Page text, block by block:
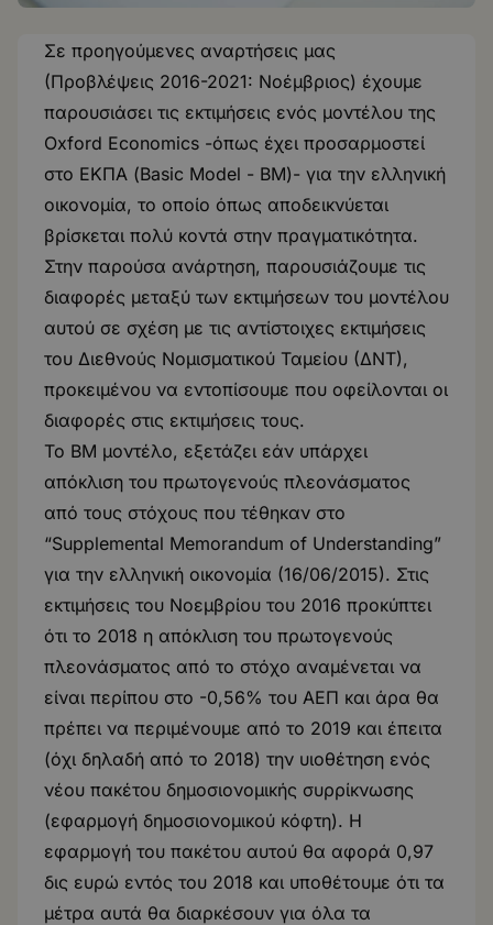
Σε προηγούμενες αναρτήσεις μας
(Προβλέψεις 2016-2021: Νοέμβριος) έχουμε
παρουσιάσει τις εκτιμήσεις ενός μοντέλου της
Oxford Economics -όπως έχει προσαρμοστεί
στο ΕΚΠΑ (Basic Model - BM)- για την ελληνική
οικονομία, το οποίο όπως αποδεικνύεται
βρίσκεται πολύ κοντά στην πραγματικότητα.
Στην παρούσα ανάρτηση, παρουσιάζουμε τις
διαφορές μεταξύ των εκτιμήσεων του μοντέλου
αυτού σε σχέση με τις αντίστοιχες εκτιμήσεις
του Διεθνούς Νομισματικού Ταμείου (ΔΝΤ),
προκειμένου να εντοπίσουμε που οφείλονται οι
διαφορές στις εκτιμήσεις τους.
Το ΒΜ μοντέλο, εξετάζει εάν υπάρχει
απόκλιση του πρωτογενούς πλεονάσματος
από τους στόχους που τέθηκαν στο
“Supplemental Memorandum of Understanding”
για την ελληνική οικονομία (16/06/2015). Στις
εκτιμήσεις του Νοεμβρίου του 2016 προκύπτει
ότι το 2018 η απόκλιση του πρωτογενούς
πλεονάσματος από το στόχο αναμένεται να
είναι περίπου στο -0,56% του ΑΕΠ και άρα θα
πρέπει να περιμένουμε από το 2019 και έπειτα
(όχι δηλαδή από το 2018) την υιοθέτηση ενός
νέου πακέτου δημοσιονομικής συρρίκνωσης
(εφαρμογή δημοσιονομικού κόφτη). Η
εφαρμογή του πακέτου αυτού θα αφορά 0,97
δις ευρώ εντός του 2018 και υποθέτουμε ότι τα
μέτρα αυτά θα διαρκέσουν για όλα τα